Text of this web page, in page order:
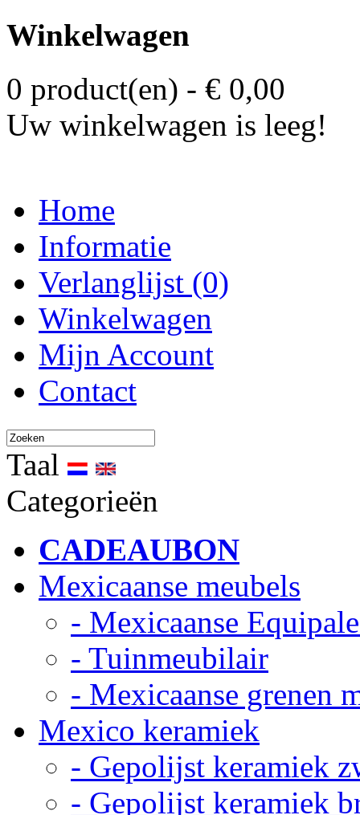
Winkelwagen
0 product(en) - € 0,00
Uw winkelwagen is leeg!
Home
Informatie
Verlanglijst (0)
Winkelwagen
Mijn Account
Contact
Taal
Categorieën
CADEAUBON
Mexicaanse meubels
- Mexicaanse
- Tuinmeubilair
- Mexicaanse grenen
Mexico keramiek
- Gepolijst keramiek
- Gepolijst keramiek